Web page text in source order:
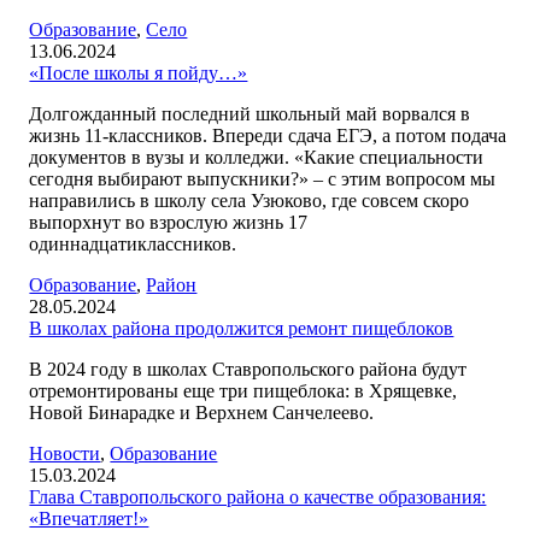
Образование,Село
13.06.2024
«После школы я пойду…»
Долгожданный последний школьный май ворвался в
жизнь 11-классников. Впереди сдача ЕГЭ, а потом подача
документов в вузы и колледжи. «Какие специальности
сегодня выбирают выпускники?» – с этим вопросом мы
направились в школу села Узюково, где совсем скоро
выпорхнут во взрослую жизнь 17
одиннадцатиклассников.
Образование,Район
28.05.2024
В школах района продолжится ремонт пищеблоков
В 2024 году в школах Ставропольского района будут
отремонтированы еще три пищеблока: в Хрящевке,
Новой Бинарадке и Верхнем Санчелеево.
Новости,Образование
15.03.2024
Глава Ставропольского района о качестве образования:
«Впечатляет!»